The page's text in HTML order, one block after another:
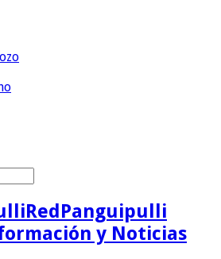
RedPanguipulli
y Noticias